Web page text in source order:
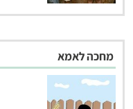
מחכה לאמא